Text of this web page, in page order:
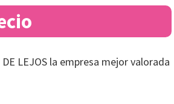
DE LEJOS la empresa mejor valorada